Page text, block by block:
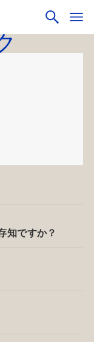
知ですか？